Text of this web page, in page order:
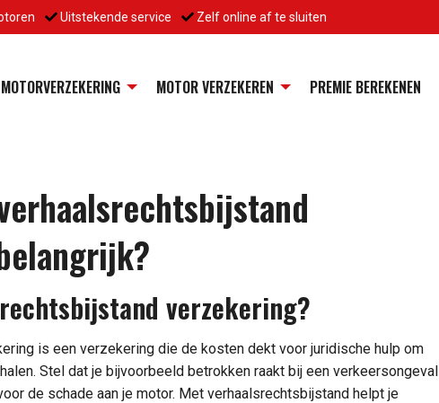
Uitstekende service Zelf online af te sluiten
MOTORVERZEKERING MOTOR VERZEKEREN PREMIE BEREKENEN
verzekering?
is een verzekering die de kosten dekt voor juridische hulp om
Stel dat je bijvoorbeeld betrokken raakt bij een verkeersongeval
de schade aan je motor. Met verhaalsrechtsbijstand helpt je